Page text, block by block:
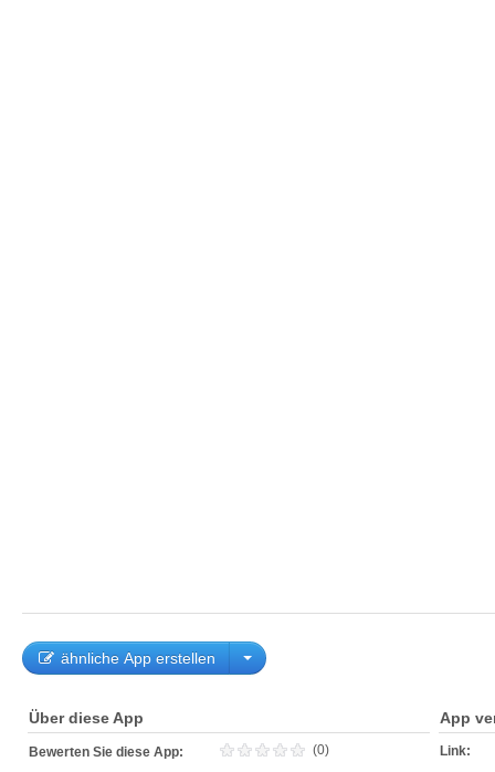
ähnliche App erstellen
Über diese App
Bewerten Sie diese App: (0)
App
Link: